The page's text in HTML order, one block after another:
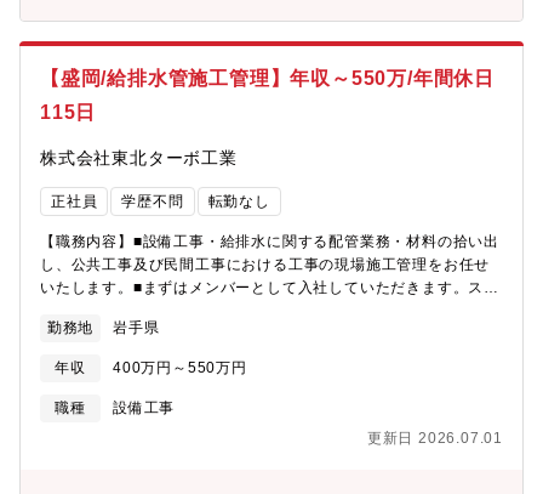
【盛岡/給排水管施工管理】年収～550万/年間休日
115日
株式会社東北ターボ工業
正社員 学歴不問 転勤なし
【職務内容】■設備工事・給排水に関する配管業務・材料の拾い出
し、公共工事及び民間工事における工事の現場施工管理をお任せ
いたします。■まずはメンバーとして入社していただきます。スキ
ます！≪当社の魅力≫・案件はほとんど盛岡近辺で、地域に根差
して働くことができます。・年次や職種に応じて研修制度を実
施。業務上で必要な免許・資格等のスキルアップについて、規定
に応じて一部,全額補助も含めて会社で負担します！【組織構成】
勤務地 岩手県
年収 400万円～550万円
職種
設備工事
更新日 2026.07.01